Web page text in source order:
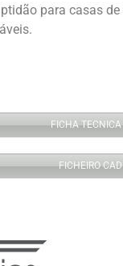
para casas
FICHA TECNICA
FICHEIRO CAD